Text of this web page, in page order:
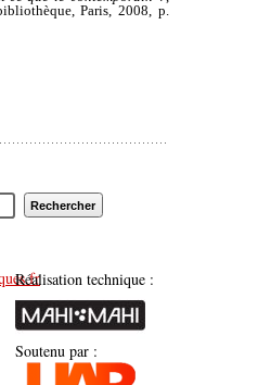
Paris, 2008, p.
Politique(s)
Réalisation technique :
Soutenu par :